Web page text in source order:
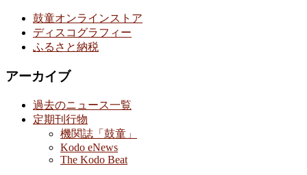
鼓童オンラインストア
ディスコグラフィー
ふるさと納税
アーカイブ
過去のニュース一覧
定期刊行物
機関誌「鼓童」
Kodo eNews
The Kodo Beat